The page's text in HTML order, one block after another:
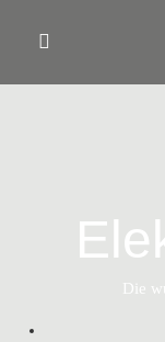
content
Die